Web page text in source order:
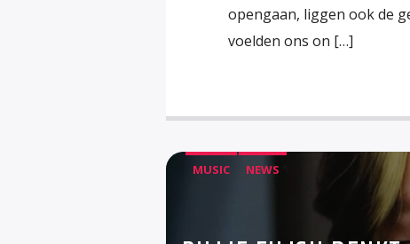
opengaan, liggen ook de
voelden ons on […]
MUSIC NEWS